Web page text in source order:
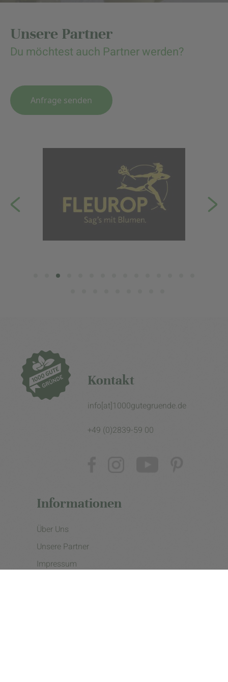
Unsere Partner
Du möchtest auch Partner werden?
Anfrage senden
Kontakt
info[at]1000gutegruende.de
+49 (0)2839-59 00
Informationen
Über Uns
Unsere Partner
Impressum